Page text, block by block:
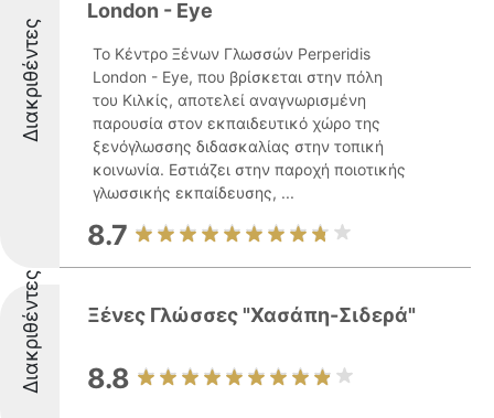
Διακριθέντες
London - Eye
Το Κέντρο Ξένων Γλωσσών Perperidis
London - Eye, που βρίσκεται στην πόλη
του Κιλκίς, αποτελεί αναγνωρισμένη
παρουσία στον εκπαιδευτικό χώρο της
ξενόγλωσσης διδασκαλίας στην τοπική
κοινωνία. Εστιάζει στην παροχή ποιοτικής
γλωσσικής εκπαίδευσης, ...
8.7
Διακριθέντες Ξένες Γλώσσες "Χασάπη-Σιδερά"
8.8